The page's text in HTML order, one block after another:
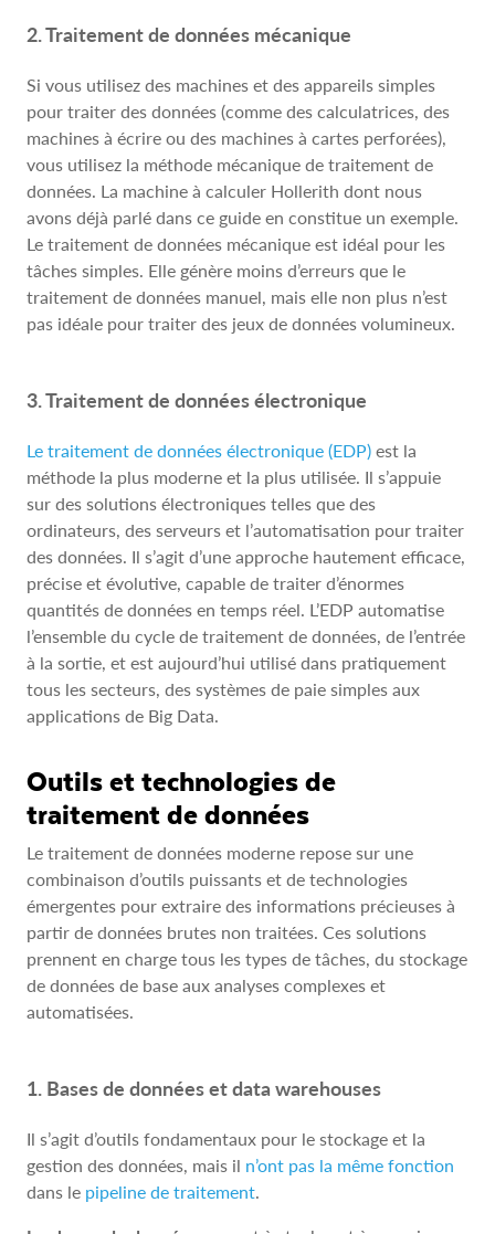
2. Traitement de données mécanique
Si vous utilisez des machines et des appareils simples
pour traiter des données (comme des calculatrices, des
machines à écrire ou des machines à cartes perforées),
vous utilisez la méthode mécanique de traitement de
données. La machine à calculer Hollerith dont nous
avons déjà parlé dans ce guide en constitue un exemple.
Le traitement de données mécanique est idéal pour les
tâches simples. Elle génère moins d’erreurs que le
traitement de données manuel, mais elle non plus n’est
pas idéale pour traiter des jeux de données volumineux.
3. Traitement de données électronique
Le traitement de données électronique (EDP) est la
méthode la plus moderne et la plus utilisée. Il s’appuie
sur des solutions électroniques telles que des
ordinateurs, des serveurs et l’automatisation pour traiter
des données. Il s’agit d’une approche hautement efficace,
précise et évolutive, capable de traiter d’énormes
quantités de données en temps réel. L’EDP automatise
l’ensemble du cycle de traitement de données, de l’entrée
à la sortie, et est aujourd’hui utilisé dans pratiquement
tous les secteurs, des systèmes de paie simples aux
applications de Big Data.
Outils et technologies de
traitement de données
Le traitement de données moderne repose sur une
combinaison d’outils puissants et de technologies
émergentes pour extraire des informations précieuses à
partir de données brutes non traitées. Ces solutions
prennent en charge tous les types de tâches, du stockage
de données de base aux analyses complexes et
automatisées.
1. Bases de données et data warehouses
Il s’agit d’outils fondamentaux pour le stockage et la
gestion des données, mais il n’ont pas la même fonction
dans le pipeline de traitement.